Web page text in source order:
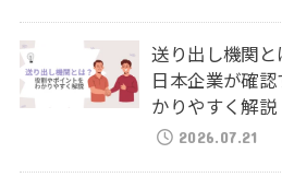
送り出し機関と
日本企業が確
かりやすく解説
2026.07.21